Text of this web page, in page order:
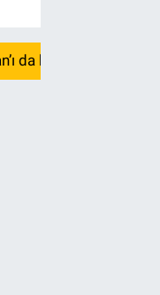
da kayıpla kapadı